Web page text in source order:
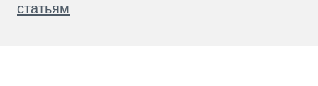
статьям